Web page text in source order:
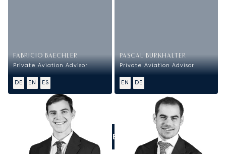
FABRICIO BAECHLER
Private Aviation Advisor
DE EN ES
PASCAL BURKHALTER
Private Aviation Advisor
EN DE
RUFEN SIE UNS AN